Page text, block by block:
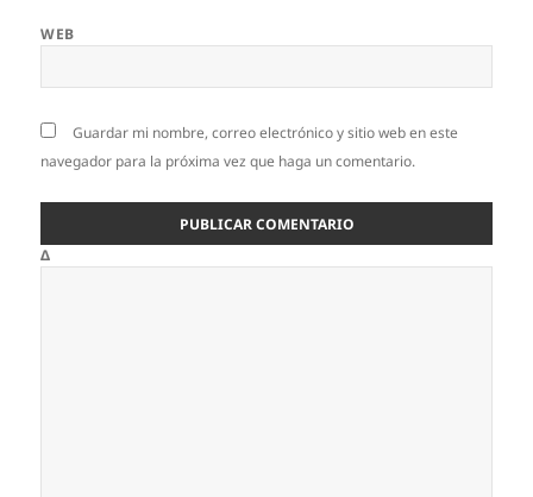
WEB
Guardar mi nombre, correo electrónico y sitio web en este
navegador para la próxima vez que haga un comentario.
Δ